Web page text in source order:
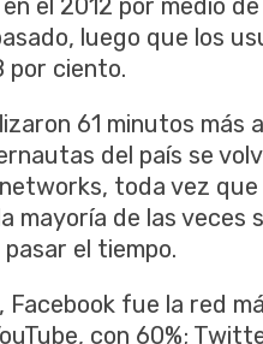
luego que los
por ciento.
61 minutos más
del país se
toda vez que
mayoría de las
el tiempo.
, Facebook fue la red
con 60%;